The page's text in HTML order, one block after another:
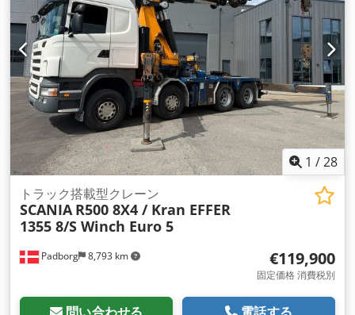
1 /28
Padborg 8,793 km
トラック搭載型クレーン
SCANIA R500 8X4 / Kran EFFER
1355 8/S Winch Euro 5
€119,900
固定価格 消費税別